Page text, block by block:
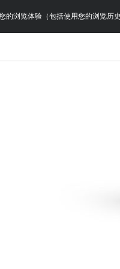
的浏览体验（包括使用您的浏览历